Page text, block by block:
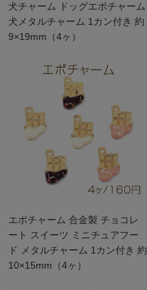
犬チャーム ドッグエポチャーム
犬メタルチャーム 1カン付き 約
9×19mm（4ヶ）
エポチャーム 合金製 チョコレ
ート スイーツ ミニチュアフー
ド メタルチャーム 1カン付き 約
10×15mm（4ヶ）